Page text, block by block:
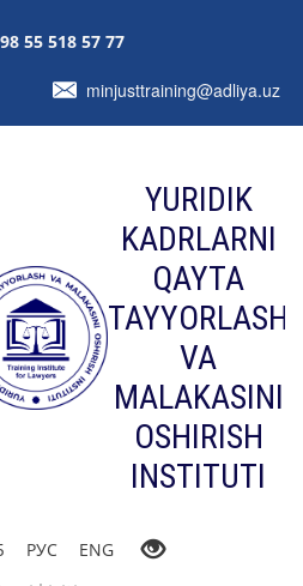
55 518 57 77
minjusttraining@adliya.uz
YURIDIK
KADRLARNI
QAYTA
TAYYORLASH
VA
MALAKASINI
OSHIRISH
INSTITUTI
РУС ENG